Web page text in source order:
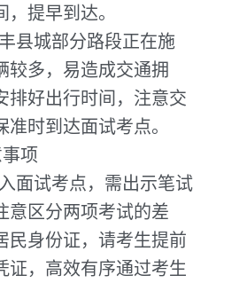
提早到达。
县城部分路段正在施
较多，易造成交通拥
排好出行时间，注意交
准时到达面试考点。
项
面试考点，需出示笔试
意区分两项考试的差
民身份证，请考生提前
证，高效有序通过考生